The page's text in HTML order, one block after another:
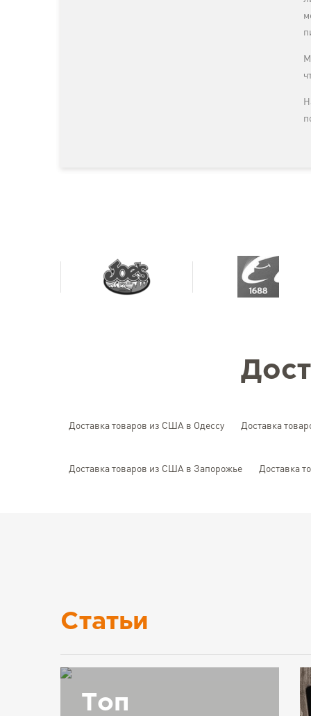
Доставка товаров из США в Одессу Доставка
Доставка товаров из США в Запорожье Доставка
Статьи
Топ